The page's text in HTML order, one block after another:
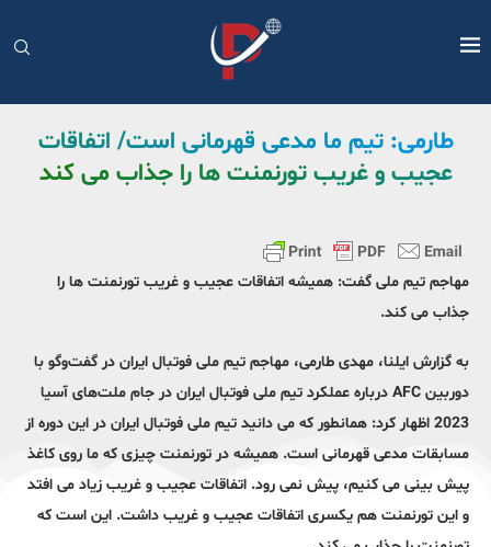
طارمی: تیم ما مدعی قهرمانی است/ اتفاقات
عجیب و غریب تورنمنت ها را جذاب می کند
مهاجم تیم ملی گفت: همیشه اتفاقات عجیب و غریب تورنمنت ها را
جذاب می کند.
به گزارش ایلنا، مهدی طارمی، مهاجم تیم ملی فوتبال ایران در گفت‌وگو با
دوربین AFC درباره عملکرد تیم ملی فوتبال ایران در جام ملت‌های آسیا
2023 اظهار کرد: همانطور که می دانید تیم ملی فوتبال ایران در این دوره از
مسابقات مدعی قهرمانی است. همیشه در تورنمنت چیزی که ما روی کاغذ
پیش بینی می کنیم، پیش نمی رود. اتفاقات عجیب و غریب زیاد می افتد
و این تورنمنت هم یکسری اتفاقات عجیب و غریب داشت. این است که